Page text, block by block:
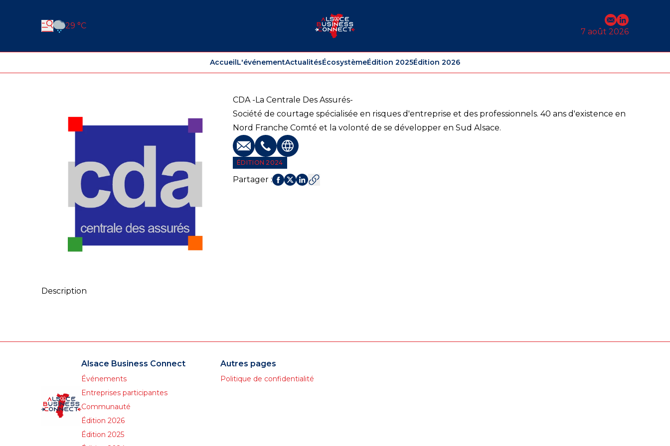
29 °C
E-mail
Profil
7 août 2026
AccueilL'événementActualitésÉcosystèmeÉdition 2025Édition 2026
CDA -La Centrale Des Assurés-
Société de courtage spécialisée en risques d'entreprise et des professionnels. 40 ans d'existence en
Nord Franche Comté et la volonté de se développer en Sud Alsace.
E-mailTéléphone
Site web
ÉDITION 2024
Partager :
Description
Alsace Business Connect
Événements
Entreprises participantes
Communauté
Édition 2026
Édition 2025
Autres pages
Politique de confidentialité